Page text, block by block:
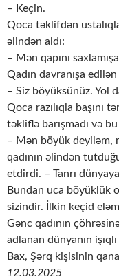
– Keçin.
Qoca təklifdən
əlindən aldı:
– Mən qapını
Qadın davranışa
– Siz böyüksünüz. Yol
Qoca razılıqla başını
təkliflə barışmadı və
– Mən böyük deyiləm,
qadının əlindən
etdirdi. – Tanrı
Bundan uca böyüklük
sizindir. İlkin keçid
Gənc qadının
adlanan dünyanın
Bax, Şərq kişisinin
12.03.2025